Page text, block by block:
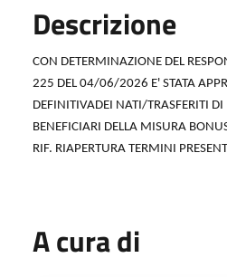
Descrizione
CON DETERMINAZIONE DEL
225 DEL 04/06/2026 E' STATA
DEFINITIVADEI NATI/TRASFERITI
BENEFICIARI DELLA MISURA
RIF. RIAPERTURA TERMINI
A cura di